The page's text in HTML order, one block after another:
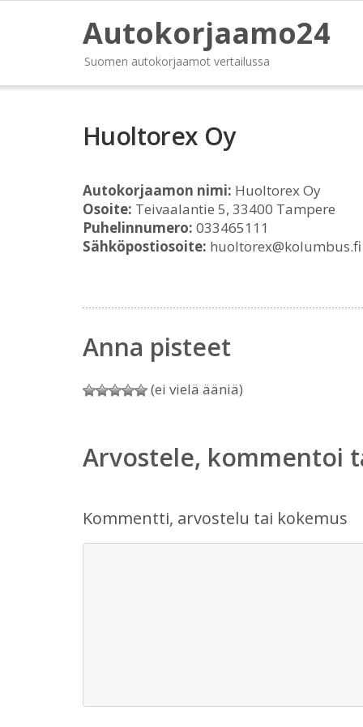
Autokorjaamo24
Suomen autokorjaamot vertailussa
Huoltorex Oy
Autokorjaamon nimi: Huoltorex Oy
Osoite: Teivaalantie 5, 33400 Tampere
Puhelinnumero: 033465111
Sähköpostiosoite: huoltorex@kolumbus.fi
Anna pisteet
(ei vielä ääniä)
Arvostele, kommentoi
Kommentti, arvostelu tai kokemus